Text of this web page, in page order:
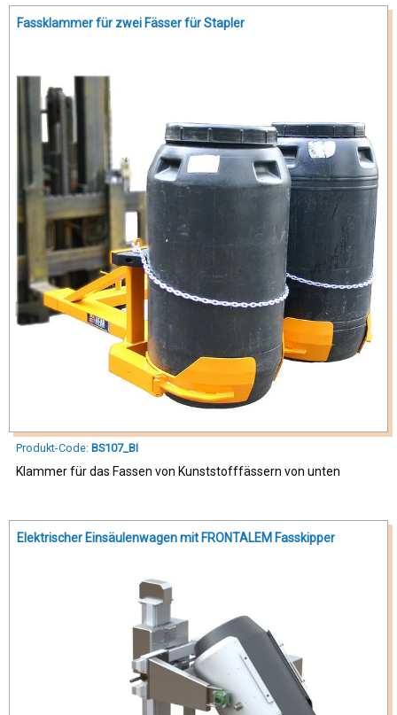
Fassklammer für zwei Fässer für Stapler
Produkt-Code: BS107_BI
Klammer für das Fassen von Kunststofffässern von unten
Elektrischer Einsäulenwagen mit FRONTALEM Fasskipper